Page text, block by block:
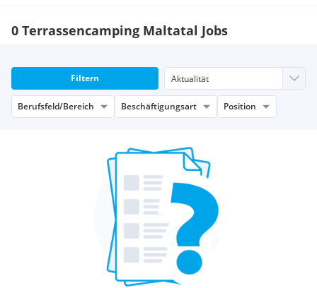
0 Terrassencamping Maltatal Jobs
Filtern
Berufsfeld/Bereich Beschäftigungsart Position